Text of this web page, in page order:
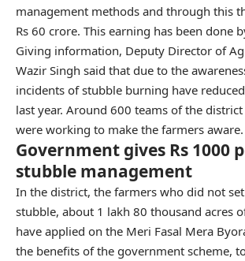
management methods and through this
Rs 60 crore. This earning has been done
Giving information, Deputy Director of
Wazir Singh said that due to the
incidents of stubble burning have
last year. Around 600 teams of the
were working to make the farmers aware.
Government gives Rs 1000
stubble management
In the district, the farmers who did not
stubble, about 1 lakh 80 thousand acres
have applied on the Meri Fasal Mera
the benefits of the government scheme,